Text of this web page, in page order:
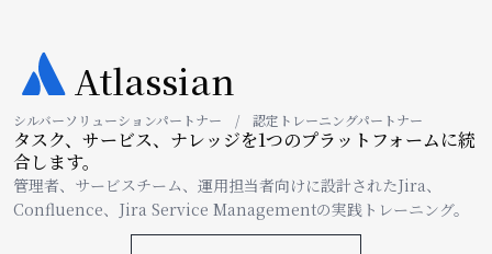
ず
Image Atlassian
シルバーソリューションパートナー / 認定トレーニングパートナー
タスク、サービス、ナレッジを1つのプラットフォームに統
合します。
管理者、サービスチーム、運用担当者向けに設計されたJira、
Confluence、Jira Service Managementの実践トレーニング。